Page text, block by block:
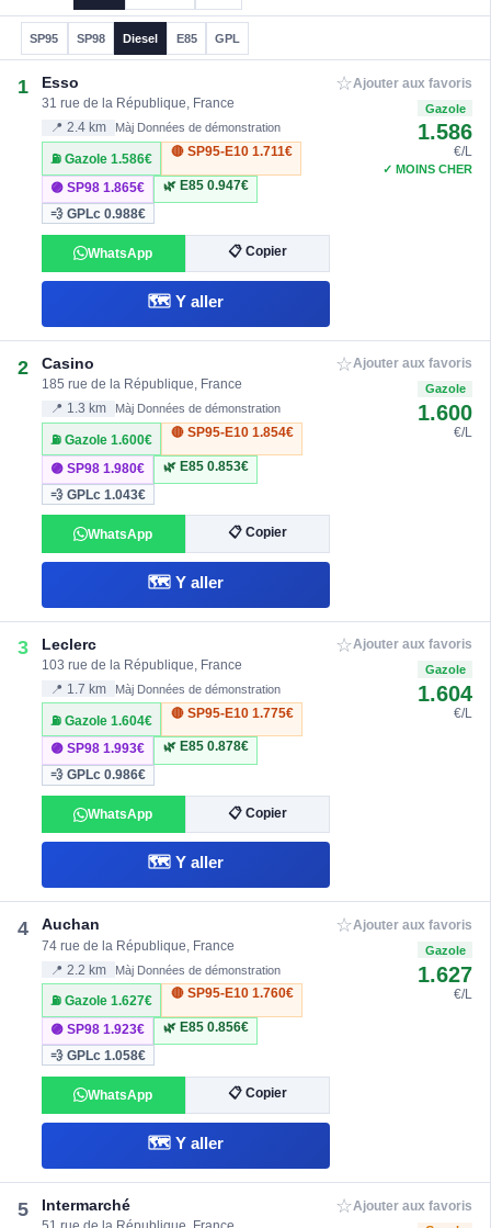
SP95 SP98 Diesel E85 GPL
1 Esso
31 rue de la République, France
📍 2.4 km Màj Données de démonstration
⛽ Gazole1.586€
🔴 SP95-E10 1.711€
🟣 SP981.865€ 🌿 E85 0.947€
💨 GPLc0.988€
WhatsApp 📋 Copier
🗺️ Y aller
☆Ajouter aux favoris
Gazole
1.586
€/L
✓ MOINS CHER
2 Casino
185 rue de la République, France
📍 1.3 km Màj Données de démonstration
⛽ Gazole1.600€
🔴 SP95-E10 1.854€
🟣 SP981.980€ 🌿 E85 0.853€
💨 GPLc1.043€
WhatsApp 📋 Copier
🗺️ Y aller
☆Ajouter aux favoris
Gazole
1.600
€/L
3 Leclerc
103 rue de la République, France
📍 1.7 km Màj Données de démonstration
⛽ Gazole1.604€
🔴 SP95-E10 1.775€
🟣 SP981.993€ 🌿 E85 0.878€
💨 GPLc0.986€
WhatsApp 📋 Copier
🗺️ Y aller
☆Ajouter aux favoris
Gazole
1.604
€/L
4 Auchan
74 rue de la République, France
📍 2.2 km Màj Données de démonstration
⛽ Gazole1.627€
🔴 SP95-E10 1.760€
🟣 SP981.923€ 🌿 E85 0.856€
💨 GPLc1.058€
WhatsApp 📋 Copier
🗺️ Y aller
☆Ajouter aux favoris
Gazole
1.627
€/L
5 Intermarché ☆Ajouter aux favoris